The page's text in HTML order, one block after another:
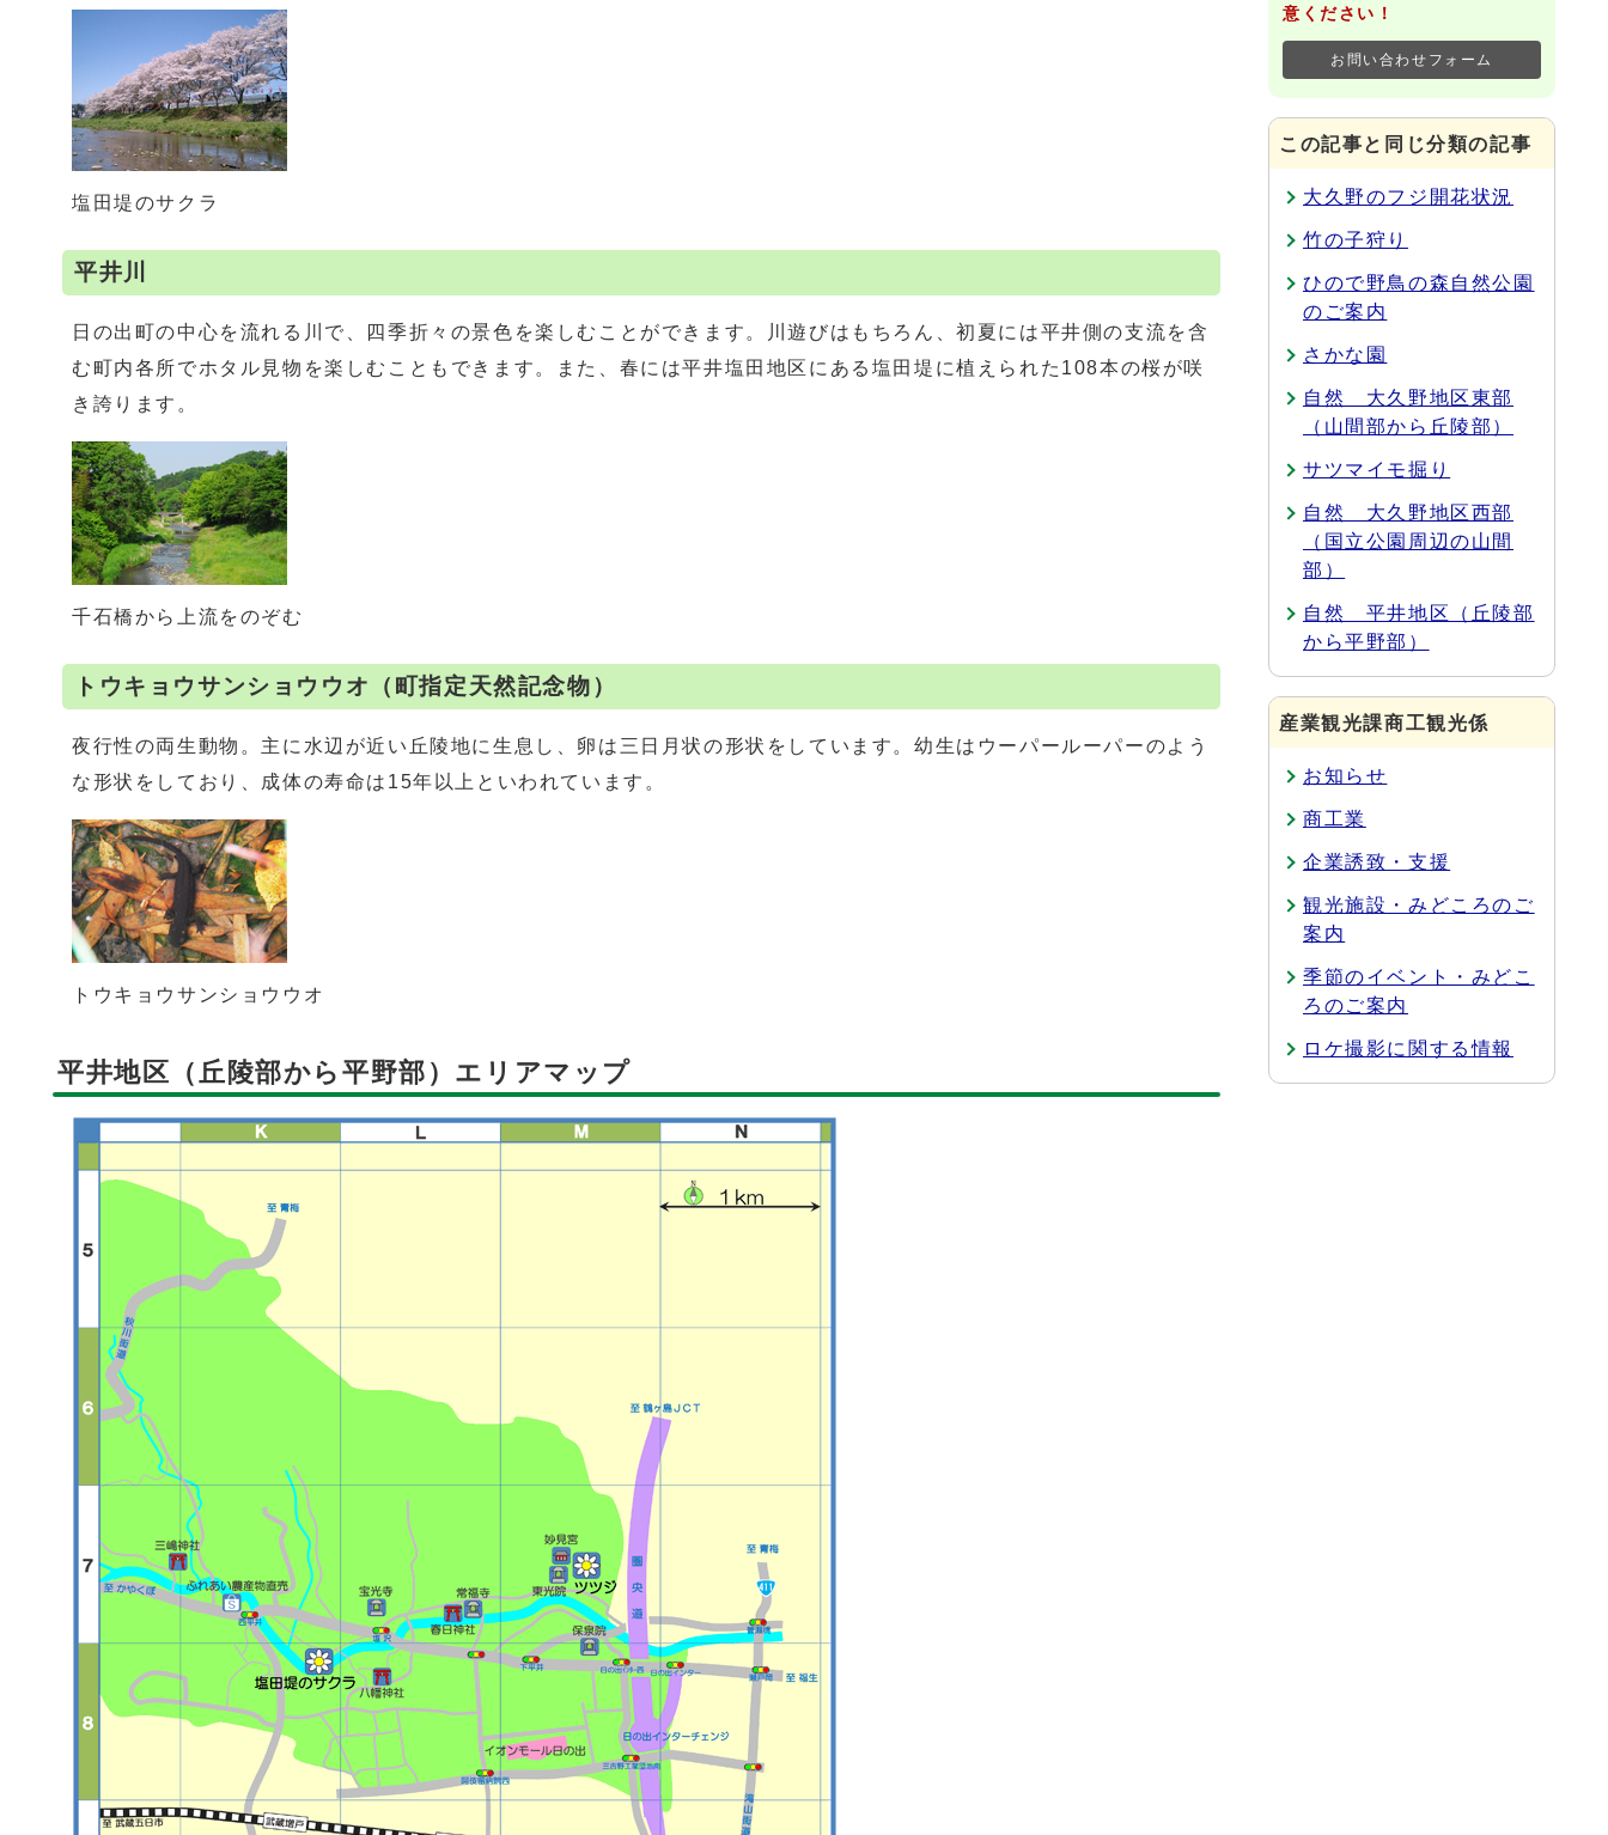
塩田堤のサクラ
平井川
日の出町の中心を流れる川で、四季折々の景色を楽しむことができます。川遊びはもちろん、初夏には平井側の支流を含
む町内各所でホタル見物を楽しむこともできます。また、春には平井塩田地区にある塩田堤に植えられた108本の桜が咲
き誇ります。
千石橋から上流をのぞむ
トウキョウサンショウウオ（町指定天然記念物）
夜行性の両生動物。主に水辺が近い丘陵地に生息し、卵は三日月状の形状をしています。幼生はウーパールーパーのよう
な形状をしており、成体の寿命は15年以上といわれています。
トウキョウサンショウウオ
平井地区（丘陵部から平野部）エリアマップ
意ください！
お問い合わせフォーム
この記事と同じ分類の記事
大久野のフジ開花状況
竹の子狩り
ひので野鳥の森自然公園
のご案内
さかな園
自然 大久野地区東部
（山間部から丘陵部）
サツマイモ掘り
自然 大久野地区西部
（国立公園周辺の山間
部）
自然 平井地区（丘陵部
から平野部）
産業観光課商工観光係
お知らせ
商工業
企業誘致・支援
観光施設・みどころのご
案内
季節のイベント・みどこ
ろのご案内
ロケ撮影に関する情報